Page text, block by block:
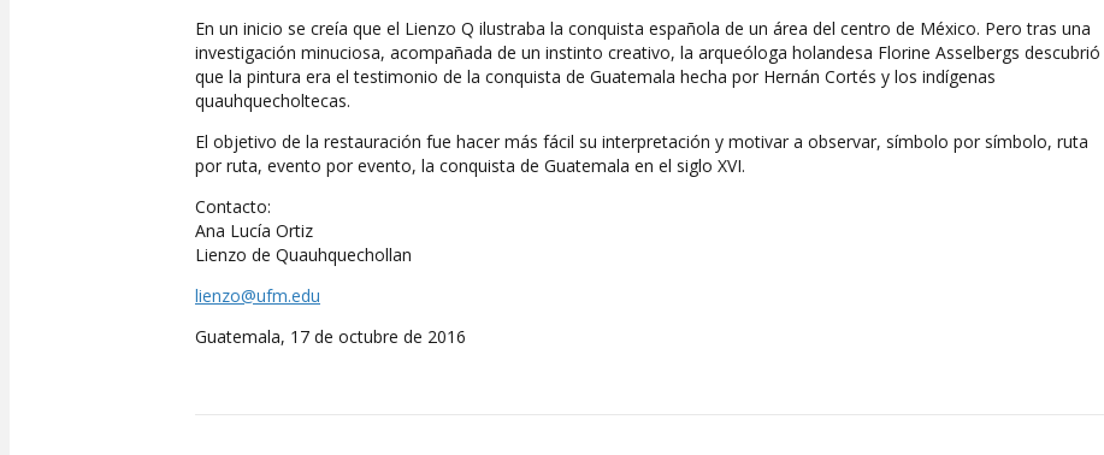
En un inicio se creía que el Lienzo Q ilustraba la conquista española de un área del centro de México. Pero tras una
investigación minuciosa, acompañada de un instinto creativo, la arqueóloga holandesa Florine Asselbergs descubrió
que la pintura era el testimonio de la conquista de Guatemala hecha por Hernán Cortés y los indígenas
quauhquecholtecas.
El objetivo de la restauración fue hacer más fácil su interpretación y motivar a observar, símbolo por símbolo, ruta
por ruta, evento por evento, la conquista de Guatemala en el siglo XVI.
Contacto:
Ana Lucía Ortiz
Lienzo de Quauhquechollan
lienzo@ufm.edu
Guatemala, 17 de octubre de 2016